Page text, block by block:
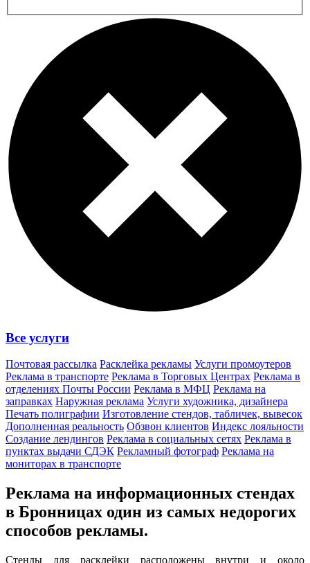
Все услуги
Почтовая рассылка Расклейка рекламы Услуги промоутеров
Реклама в транспорте Реклама в Торговых Центрах Реклама в
отделениях Почты России Реклама в МФЦ Реклама на
заправках Наружная реклама Услуги художника, дизайнера
Печать полиграфии Изготовление стендов, табличек, вывесок
Дополненная реальность Обзвон клиентов Индекс лояльности
Создание лендингов Реклама в социальных сетях Реклама в
пунктах выдачи СДЭК Рекламный фотограф Реклама на
мониторах в транспорте
Реклама на информационных стендах
в Бронницах один из самых недорогих
способов рекламы.
Стенды для расклейки расположены внутри и около